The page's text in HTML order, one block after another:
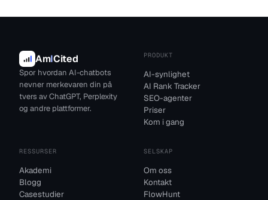
AmICited
Spor hvordan AI-chatbots
nevner merkevaren din på
tvers av ChatGPT, Perplexity
og andre plattformer.
PRODUKT
AI-synlighet
AI Rank Tracker
SEO-agenter
Priser
Kom i gang
RESSURSER
Akademi
Blogg
Casestudier
SELSKAP
Om oss
Kontakt
FlowHunt